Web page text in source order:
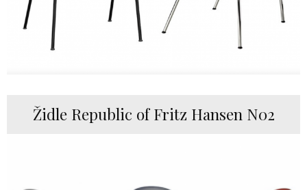
Židle Republic of Fritz Hansen N02